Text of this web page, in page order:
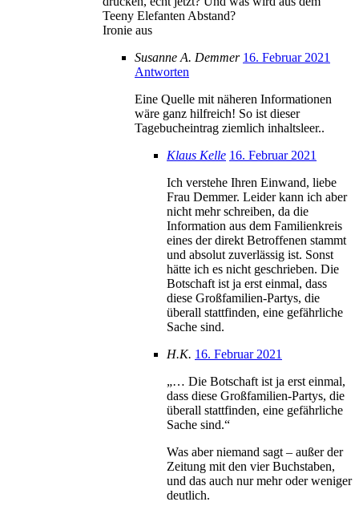
Teeny Elefanten Abstand?
Ironie aus
Susanne A. Demmer 16. Februar 2021
Antworten
Eine Quelle mit näheren Informationen
wäre ganz hilfreich! So ist dieser
Tagebucheintrag ziemlich inhaltsleer..
Klaus Kelle 16. Februar 2021
Ich verstehe Ihren Einwand, liebe
Frau Demmer. Leider kann ich aber
nicht mehr schreiben, da die
Information aus dem Familienkreis
eines der direkt Betroffenen stammt
und absolut zuverlässig ist. Sonst
hätte ich es nicht geschrieben. Die
Botschaft ist ja erst einmal, dass
diese Großfamilien-Partys, die
überall stattfinden, eine gefährliche
Sache sind.
H.K. 16. Februar 2021
„… Die Botschaft ist ja erst einmal,
dass diese Großfamilien-Partys, die
überall stattfinden, eine gefährliche
Sache sind.“
Was aber niemand sagt – außer der
Zeitung mit den vier Buchstaben,
und das auch nur mehr oder weniger
deutlich.